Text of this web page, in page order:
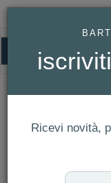
HOMEPAGE
CONQUEST
Ricevi novità,